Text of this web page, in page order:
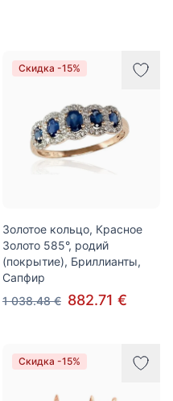
Скидка -15%
Золотое кольцо, Красное
Золото 585°, родий
(покрытие), Бриллианты,
Сапфир
1 038.48 € 882.71 €
Скидка -15%